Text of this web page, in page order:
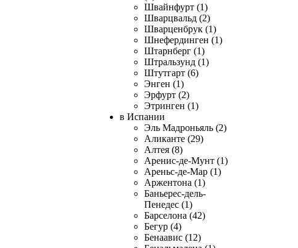
Швайнфурт (1)
Шварцвальд (2)
Шварценбрук (1)
Шнефердинген (1)
Штарнберг (1)
Штральзунд (1)
Штутгарт (6)
Энген (1)
Эрфурт (2)
Этринген (1)
в Испании
Эль Мадроньяль (2)
Аликанте (29)
Алтея (8)
Аренис-де-Мунт (1)
Ареньс-де-Мар (1)
Аржентона (1)
Баньерес-дель-
Пенедес (1)
Барселона (42)
Бегур (4)
Бенаавис (12)